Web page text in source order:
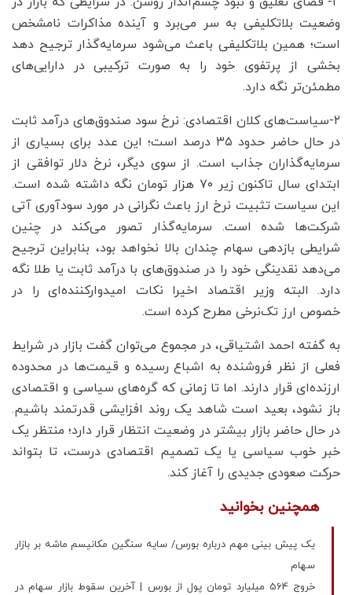
وضعیت بلاتکلیفی به سر می‌برد و آینده مذاکرات نامشخص
است؛ همین بلاتکلیفی باعث می‌شود سرمایه‌گذار ترجیح دهد
بخشی از پرتفوی خود را به صورت ترکیبی در دارایی‌های
مطمئن‌تر نگه دارد.
۲-سیاست‌های کلان اقتصادی: نرخ سود صندوق‌های درآمد ثابت
در حال حاضر حدود ۳۵ درصد است؛ این عدد برای بسیاری از
سرمایه‌گذاران جذاب است. از سوی دیگر، نرخ دلار توافقی از
ابتدای سال تاکنون زیر ۷۰ هزار تومان نگه داشته شده است.
این سیاست تثبیت نرخ ارز باعث نگرانی در مورد سودآوری آتی
شرکت‌ها شده است. سرمایه‌گذار تصور می‌کند در چنین
شرایطی بازدهی سهام چندان بالا نخواهد بود، بنابراین ترجیح
می‌دهد نقدینگی خود را در صندوق‌های با درآمد ثابت یا طلا نگه
دارد. البته وزیر اقتصاد اخیرا نکات امیدوارکننده‌ای را در
خصوص ارز تک‌نرخی مطرح کرده است.
به گفته احمد اشتیاقی، در مجموع می‌توان گفت بازار در شرایط
فعلی از نظر فروشنده به اشباع رسیده و قیمت‌ها در محدوده
ارزنده‌ای قرار دارند. اما تا زمانی که گره‌های سیاسی و اقتصادی
باز نشود، بعید است شاهد یک روند افزایشی قدرتمند باشیم.
در حال حاضر بازار بیشتر در وضعیت انتظار قرار دارد؛ منتظر یک
خبر خوب سیاسی یا یک تصمیم اقتصادی درست، تا بتواند
حرکت صعودی جدیدی را آغاز کند.
همچنین بخوانید
یک پیش بینی مهم درباره بورس/ سایه سنگین مکانیسم ماشه بر بازار
سهام
خروج 564 میلیارد تومان پول از بورس | آخرین سقوط بازار سهام در